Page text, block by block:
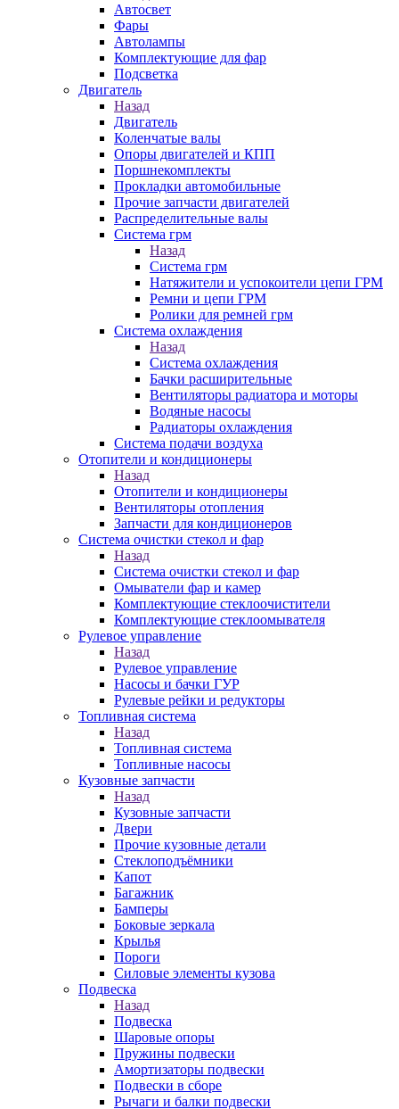
Автосвет
Фары
Автолампы
Комплектующие для фар
Подсветка
Двигатель
Назад
Двигатель
Коленчатые валы
Опоры двигателей и КПП
Поршнекомплекты
Прокладки автомобильные
Прочие запчасти двигателей
Распределительные валы
Система грм
Назад
Система грм
Натяжители и успокоители цепи ГРМ
Ремни и цепи ГРМ
Ролики для ремней грм
Система охлаждения
Назад
Система охлаждения
Бачки расширительные
Вентиляторы радиатора и моторы
Водяные насосы
Радиаторы охлаждения
Система подачи воздуха
Отопители и кондиционеры
Назад
Отопители и кондиционеры
Вентиляторы отопления
Запчасти для кондиционеров
Система очистки стекол и фар
Назад
Система очистки стекол и фар
Омыватели фар и камер
Комплектующие стеклоочистители
Комплектующие стеклоомывателя
Рулевое управление
Назад
Рулевое управление
Насосы и бачки ГУР
Рулевые рейки и редукторы
Топливная система
Назад
Топливная система
Топливные насосы
Кузовные запчасти
Назад
Кузовные запчасти
Двери
Прочие кузовные детали
Стеклоподъёмники
Капот
Багажник
Бамперы
Боковые зеркала
Крылья
Пороги
Силовые элементы кузова
Подвеска
Назад
Подвеска
Шаровые опоры
Пружины подвески
Амортизаторы подвески
Подвески в сборе
Рычаги и балки подвески